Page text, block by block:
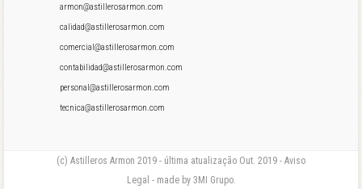
armon@astillerosarmon.com
calidad@astillerosarmon.com
comercial@astillerosarmon.com
contabilidad@astillerosarmon.com
personal@astillerosarmon.com
tecnica@astillerosarmon.com
(c) Astilleros Armon 2019 - última atualização Out. 2019 - Aviso
Legal - made by 3MI Grupo.